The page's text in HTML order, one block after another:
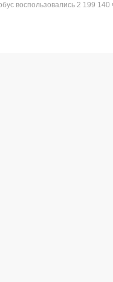
воспользовались 2 199 140